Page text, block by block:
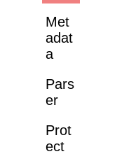
Met
adat
a
Pars
er
Prot
ect